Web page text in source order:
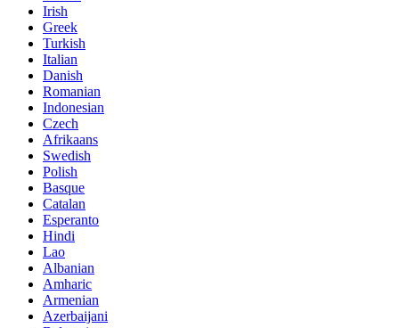
Irish
Greek
Turkish
Italian
Danish
Romanian
Indonesian
Czech
Afrikaans
Swedish
Polish
Basque
Catalan
Esperanto
Hindi
Lao
Albanian
Amharic
Armenian
Azerbaijani